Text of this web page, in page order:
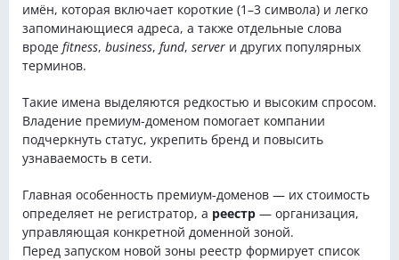
имён, которая включает короткие (1–3 символа) и легко
запоминающиеся адреса, а также отдельные слова
вроде fitness, business, fund, server и других популярных
терминов.
Такие имена выделяются редкостью и высоким спросом.
Владение премиум-доменом помогает компании
подчеркнуть статус, укрепить бренд и повысить
узнаваемость в сети.
Главная особенность премиум-доменов — их стоимость
определяет не регистратор, а реестр — организация,
управляющая конкретной доменной зоной.
Перед запуском новой зоны реестр формирует список